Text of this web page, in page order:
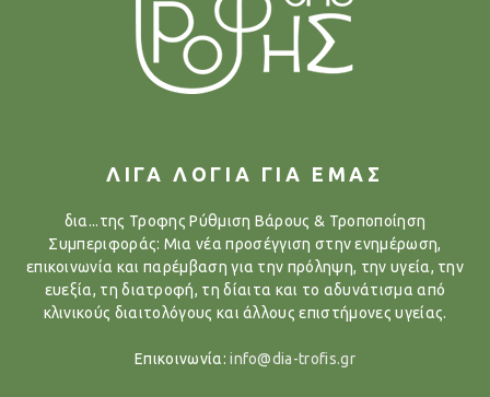
ΛΙΓΑ ΛΟΓΙΑ ΓΙΑ ΕΜΑΣ
δια...της Τροφης Ρύθμιση Βάρους & Τροποποίηση
Συμπεριφοράς: Μια νέα προσέγγιση στην ενημέρωση,
επικοινωνία και παρέμβαση για την πρόληψη, την υγεία, την
ευεξία, τη διατροφή, τη δίαιτα και το αδυνάτισμα από
κλινικούς διαιτολόγους και άλλους επιστήμονες υγείας.
Επικοινωνία:info@dia-trofis.gr